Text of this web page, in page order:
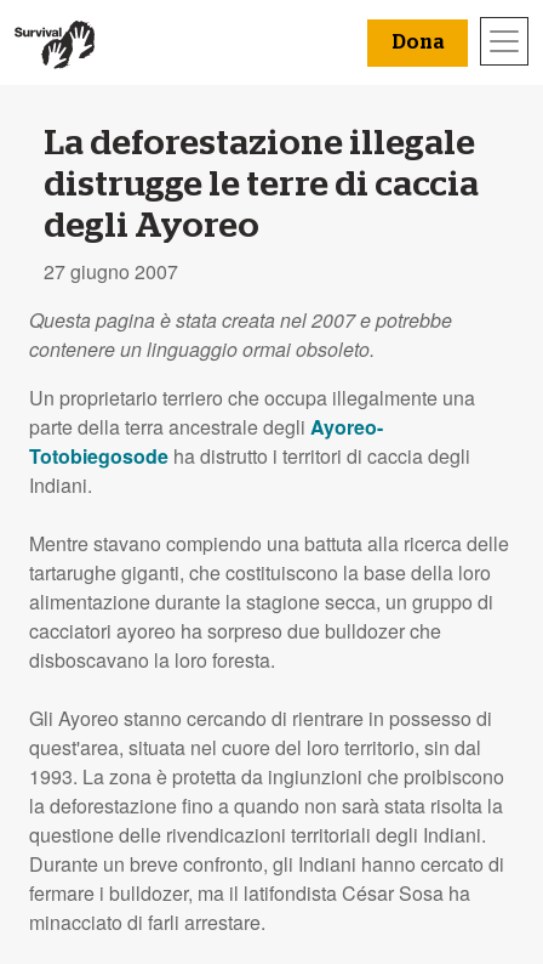
Dona
La deforestazione illegale
distrugge le terre di caccia
degli Ayoreo
27 giugno 2007
Questa pagina è stata creata nel 2007 e potrebbe
contenere un linguaggio ormai obsoleto.
Un proprietario terriero che occupa illegalmente una
parte della terra ancestrale degli Ayoreo-
Totobiegosode ha distrutto i territori di caccia degli
Indiani.
Mentre stavano compiendo una battuta alla ricerca delle
tartarughe giganti, che costituiscono la base della loro
alimentazione durante la stagione secca, un gruppo di
cacciatori ayoreo ha sorpreso due bulldozer che
disboscavano la loro foresta.
Gli Ayoreo stanno cercando di rientrare in possesso di
quest'area, situata nel cuore del loro territorio, sin dal
1993. La zona è protetta da ingiunzioni che proibiscono
la deforestazione fino a quando non sarà stata risolta la
questione delle rivendicazioni territoriali degli Indiani.
Durante un breve confronto, gli Indiani hanno cercato di
fermare i bulldozer, ma il latifondista César Sosa ha
minacciato di farli arrestare.